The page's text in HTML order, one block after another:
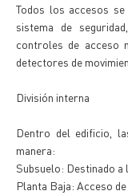
Todos los accesos
sistema de
controles de acceso
detectores de
División interna
Dentro del edificio,
manera:
Subsuelo: Destinado a
Planta Baja: Acceso